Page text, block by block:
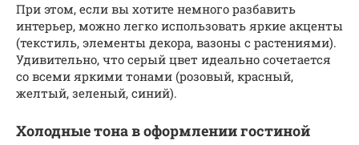
При этом, если вы хотите немного разбавить
интерьер, можно легко использовать яркие акценты
(текстиль, элементы декора, вазоны с растениями).
Удивительно, что серый цвет идеально сочетается
со всеми яркими тонами (розовый, красный,
желтый, зеленый, синий).
Холодные тона в оформлении гостиной